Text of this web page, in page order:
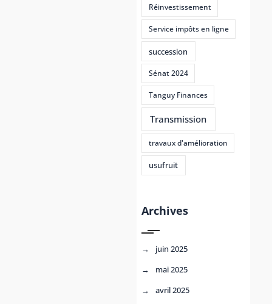
Réinvestissement
Service impôts en ligne
succession
Sénat 2024
Tanguy Finances
Transmission
travaux d'amélioration
usufruit
Archives
juin 2025
mai 2025
avril 2025